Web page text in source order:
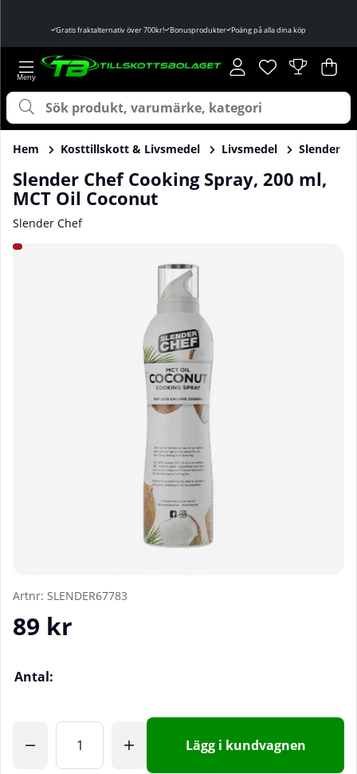
Gratis fraktalternativ över 700kr! Bonusprodukter Poäng på alla dina köp
Önskelista
Antal i
. .
Hem Kosttillskott & Livsmedel Livsmedel Slender
Slender Chef Cooking Spray, 200 ml,
MCT Oil Coconut
Slender Chef
Produktbilder Slender Chef Cooking Spray, 200 ml, MCT
Artnr: SLENDER67783
89 kr
Antal:
Lägg i kundvagnen